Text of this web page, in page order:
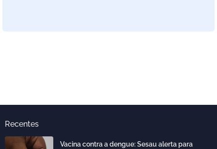
Recentes
Vacina contra a dengue: Sesau alerta para